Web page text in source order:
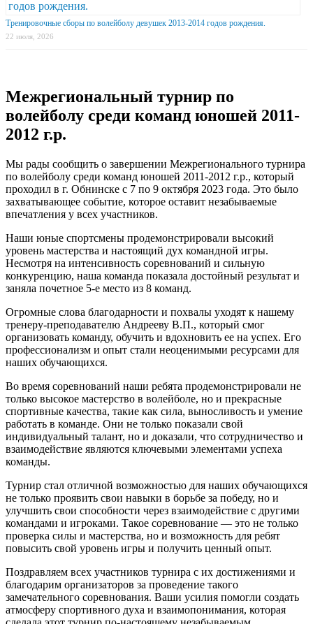
Тренировочные сборы по волейболу девушек 2013-2014 годов рождения.
22 июля, 2026
Межрегиональный турнир по
волейболу среди команд юношей 2011-
2012 г.р.
Мы рады сообщить о завершении Межрегионального турнира
по волейболу среди команд юношей 2011-2012 г.р., который
проходил в г. Обнинске с 7 по 9 октября 2023 года. Это было
захватывающее событие, которое оставит незабываемые
впечатления у всех участников.
Наши юные спортсмены продемонстрировали высокий
уровень мастерства и настоящий дух командной игры.
Несмотря на интенсивность соревнований и сильную
конкуренцию, наша команда показала достойный результат и
заняла почетное 5-е место из 8 команд.
Огромные слова благодарности и похвалы уходят к нашему
тренеру-преподавателю Андрееву В.П., который смог
организовать команду, обучить и вдохновить ее на успех. Его
профессионализм и опыт стали неоценимыми ресурсами для
наших обучающихся.
Во время соревнований наши ребята продемонстрировали не
только высокое мастерство в волейболе, но и прекрасные
спортивные качества, такие как сила, выносливость и умение
работать в команде. Они не только показали свой
индивидуальный талант, но и доказали, что сотрудничество и
взаимодействие являются ключевыми элементами успеха
команды.
Турнир стал отличной возможностью для наших обучающихся
не только проявить свои навыки в борьбе за победу, но и
улучшить свои способности через взаимодействие с другими
командами и игроками. Такое соревнование — это не только
проверка силы и мастерства, но и возможность для ребят
повысить свой уровень игры и получить ценный опыт.
Поздравляем всех участников турнира с их достижениями и
благодарим организаторов за проведение такого
замечательного соревнования. Ваши усилия помогли создать
атмосферу спортивного духа и взаимопонимания, которая